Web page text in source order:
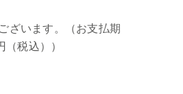
ざいます。（お支払期
税込））